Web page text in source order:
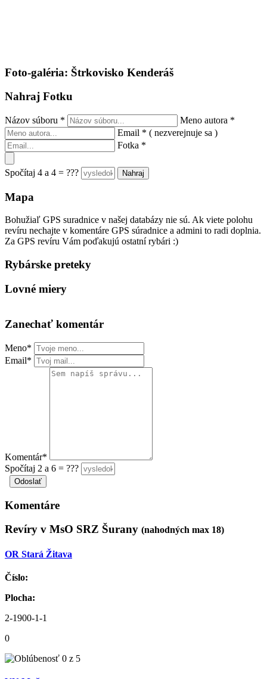
Foto-galéria: Štrkovisko Kenderáš
Nahraj Fotku
Názov súboru * Meno autora *
Email * ( nezverejnuje sa )
Fotka *
Spočítaj 4 a 4 = ???
Mapa
Bohužiaľ GPS suradnice v našej databázy nie sú. Ak viete polohu
revíru nechajte v komentáre GPS súradnice a admini to radi doplnia.
Za GPS revíru Vám poďakujú ostatní rybári :)
Rybárske preteky
Lovné miery
Zanechať komentár
Meno*
Email*
Komentár*
Spočítaj 2 a 6 = ???
Komentáre
Revíry v MsO SRZ Šurany (nahodných max 18)
OR Stará Žitava
Číslo:
Plocha:
2-1900-1-1
0